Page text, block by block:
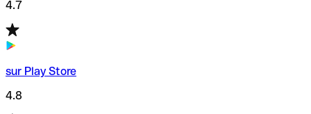
4.7
sur Play Store
4.8